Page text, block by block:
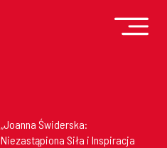
„Joanna Świderska:
Niezastąpiona Siła i Inspiracja